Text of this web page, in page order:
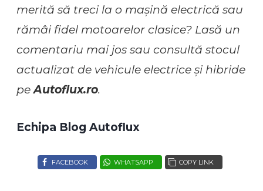
merită să treci la o mașină electrică sau
rămâi fidel motoarelor clasice? Lasă un
comentariu mai jos sau consultă stocul
actualizat de vehicule electrice și hibride
peAutoflux.ro.
Echipa Blog Autoflux
FACEBOOK WHATSAPP COPY LINK